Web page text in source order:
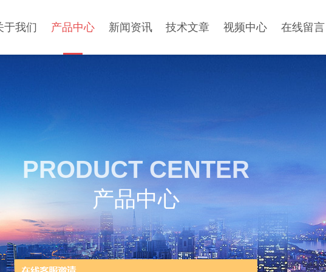
于我们 产品中心 新闻资讯 技术文章 视频中心 在线留言
PRODUCT CENTER
产品中心